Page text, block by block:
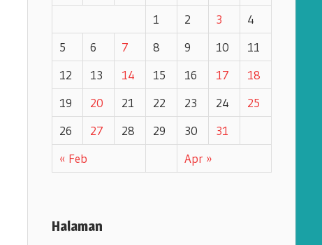
« Feb Apr »
1 2 3
4
5
6 7 8 9 10
11
12
13 14 15 16 17
18
19
20 21 22 23 24
25
26
27 28 29 30 31
Halaman